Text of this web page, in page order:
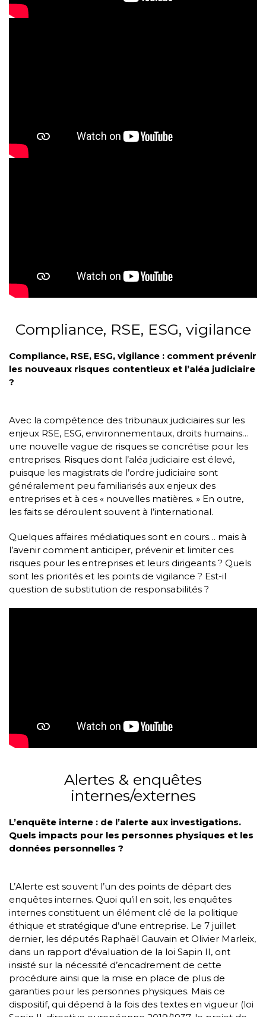
Compliance, RSE, ESG, vigilance
Compliance, RSE, ESG, vigilance : comment prévenir
les nouveaux risques contentieux et l’aléa judiciaire
?
Avec la compétence des tribunaux judiciaires sur les
enjeux RSE, ESG, environnementaux, droits humains…
une nouvelle vague de risques se concrétise pour les
entreprises. Risques dont l’aléa judiciaire est élevé,
puisque les magistrats de l’ordre judiciaire sont
généralement peu familiarisés aux enjeux des
entreprises et à ces « nouvelles matières. » En outre,
les faits se déroulent souvent à l’international.
Quelques affaires médiatiques sont en cours… mais à
l’avenir comment anticiper, prévenir et limiter ces
risques pour les entreprises et leurs dirigeants ? Quels
sont les priorités et les points de vigilance ? Est-il
question de substitution de responsabilités ?
Alertes & enquêtes
internes/externes
L’enquête interne : de l’alerte aux investigations.
Quels impacts pour les personnes physiques et les
données personnelles ?
L’Alerte est souvent l’un des points de départ des
enquêtes internes. Quoi qu’il en soit, les enquêtes
internes constituent un élément clé de la politique
éthique et stratégique d’une entreprise. Le 7 juillet
dernier, les députés Raphaël Gauvain et Olivier Marleix,
dans un rapport d'évaluation de la loi Sapin II, ont
insisté sur la nécessité d’encadrement de cette
procédure ainsi que la mise en place de plus de
garanties pour les personnes physiques. Mais ce
dispositif, qui dépend à la fois des textes en vigueur (loi